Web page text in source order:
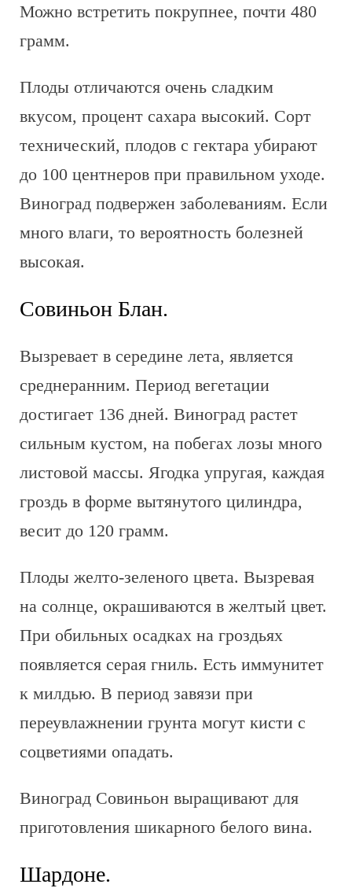
Можно встретить покрупнее, почти 480
грамм.
Плоды отличаются очень сладким
вкусом, процент сахара высокий. Сорт
технический, плодов с гектара убирают
до 100 центнеров при правильном уходе.
Виноград подвержен заболеваниям. Если
много влаги, то вероятность болезней
высокая.
Совиньон Блан.
Вызревает в середине лета, является
среднеранним. Период вегетации
достигает 136 дней. Виноград растет
сильным кустом, на побегах лозы много
листовой массы. Ягодка упругая, каждая
гроздь в форме вытянутого цилиндра,
весит до 120 грамм.
Плоды желто-зеленого цвета. Вызревая
на солнце, окрашиваются в желтый цвет.
При обильных осадках на гроздьях
появляется серая гниль. Есть иммунитет
к милдью. В период завязи при
переувлажнении грунта могут кисти с
соцветиями опадать.
Виноград Совиньон выращивают для
приготовления шикарного белого вина.
Шардоне.